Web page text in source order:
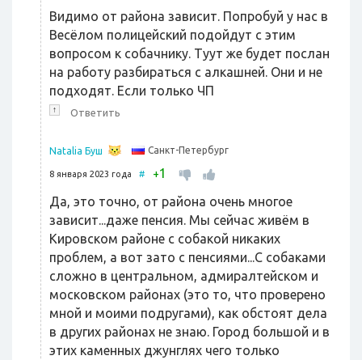
Видимо от района зависит. Попробуй у нас в
Весёлом полицейский подойдут с этим
вопросом к собачнику. Туут же будет послан
на работу разбираться с алкашней. Они и не
подходят. Если только ЧП
↑ Ответить
Natalia Буш Санкт-Петербург
8 января 2023 года # +1
Да, это точно, от района очень многое
зависит...даже пенсия. Мы сейчас живём в
Кировском районе с собакой никаких
проблем, а вот зато с пенсиями...С собаками
сложно в центральном, адмиралтейском и
московском районах (это то, что проверено
мной и моими подругами), как обстоят дела
в других районах не знаю. Город большой и в
этих каменных джунглях чего только